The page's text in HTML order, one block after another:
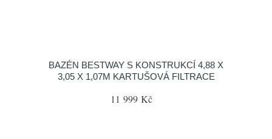
BAZÉN BESTWAY S KONSTRUKCÍ 4,88 X
3,05 X 1,07M KARTUŠOVÁ FILTRACE
11 999 Kč